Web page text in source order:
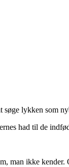
søge lykken som
had til de
man ikke